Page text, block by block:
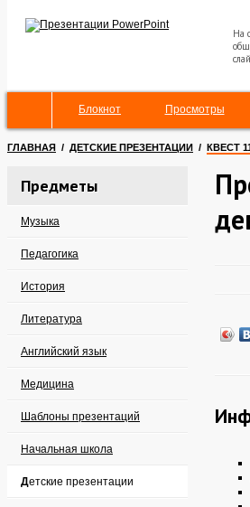
На
Блокнот Просмотры
ГЛАВНАЯ / ДЕТСКИЕ ПРЕЗЕНТАЦИИ / КВЕСТ
Предметы
Музыка
Педагогика
История
Литература
Английский язык
Медицина
Шаблоны презентаций
Начальная школа
Детские презентации